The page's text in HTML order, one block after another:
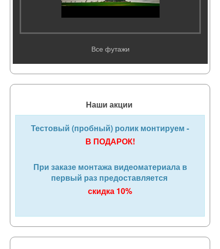
Все футажи
Наши акции
Тестовый (пробный) ролик монтируем -
В ПОДАРОК!
При заказе монтажа видеоматериала в
первый раз предоставляется
скидка 10%